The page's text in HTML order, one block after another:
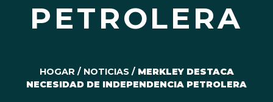
PETROLERA
HOGAR / NOTICIAS/ MERKLEY DESTACA
NECESIDAD DE INDEPENDENCIA PETROLERA